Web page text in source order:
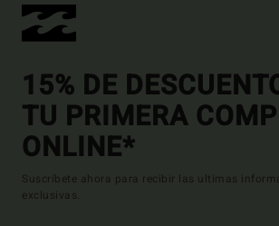
15% DE
TU PRIMERA
ONLINE*
Suscríbete ahora para recibir las ultimas
exclusivas.